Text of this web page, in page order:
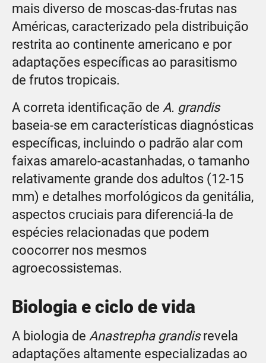
mais diverso de moscas-das-frutas nas
Américas, caracterizado pela distribuição
restrita ao continente americano e por
adaptações específicas ao parasitismo
de frutos tropicais.
A correta identificação de A. grandis
baseia-se em características diagnósticas
específicas, incluindo o padrão alar com
faixas amarelo-acastanhadas, o tamanho
relativamente grande dos adultos (12-15
mm) e detalhes morfológicos da genitália,
aspectos cruciais para diferenciá-la de
espécies relacionadas que podem
coocorrer nos mesmos
agroecossistemas.
Biologia e ciclo de vida
A biologia de Anastrepha grandisrevela
adaptações altamente especializadas ao